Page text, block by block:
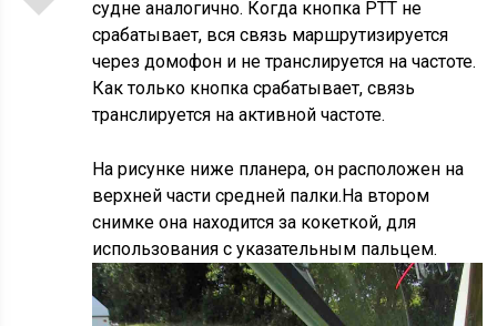
судне аналогично. Когда кнопка PTT не
срабатывает, вся связь маршрутизируется
через домофон и не транслируется на частоте.
Как только кнопка срабатывает, связь
транслируется на активной частоте.
На рисунке ниже планера, он расположен на
верхней части средней палки.На втором
снимке она находится за кокеткой, для
использования с указательным пальцем.